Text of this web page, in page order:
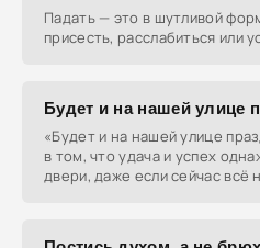
Падать — это в шутливой
присесть, расслабиться или
Будет и на нашей улице
«Будет и на нашей улице
в том, что удача и успех
двери, даже если сейчас всё